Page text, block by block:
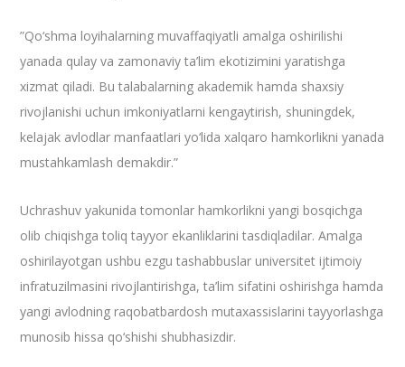
​”Qo‘shma loyihalarning muvaffaqiyatli amalga oshirilishi
yanada qulay va zamonaviy ta’lim ekotizimini yaratishga
xizmat qiladi. Bu talabalarning akademik hamda shaxsiy
rivojlanishi uchun imkoniyatlarni kengaytirish, shuningdek,
kelajak avlodlar manfaatlari yo‘lida xalqaro hamkorlikni yanada
mustahkamlash demakdir.”
​Uchrashuv yakunida tomonlar hamkorlikni yangi bosqichga
olib chiqishga toliq tayyor ekanliklarini tasdiqladilar. Amalga
oshirilayotgan ushbu ezgu tashabbuslar universitet ijtimoiy
infratuzilmasini rivojlantirishga, ta’lim sifatini oshirishga hamda
yangi avlodning raqobatbardosh mutaxassislarini tayyorlashga
munosib hissa qo‘shishi shubhasizdir.